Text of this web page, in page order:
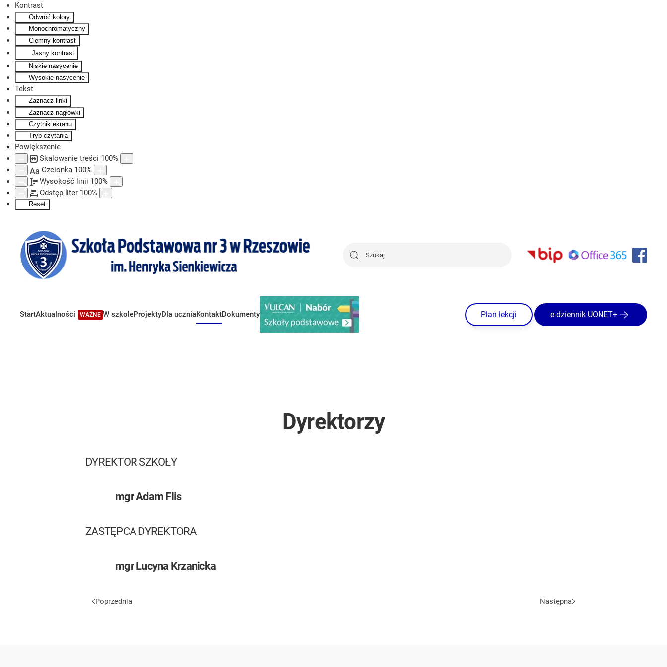
Kontrast
Odwróć kolory
Monochromatyczny
Ciemny kontrast
Jasny kontrast
Niskie nasycenie
Wysokie nasycenie
Tekst
Zaznacz linki
Zaznacz nagłówki
Czytnik ekranu
Tryb czytania
Powiększenie
Skalowanie treści 100%
Aa Czcionka 100%
Wysokość linii 100%
Odstęp liter 100%
Reset
Skip to main content
StartAktualności WAŻNE W szkoleProjektyDla uczniaKontaktDokumenty Plan lekcji e-dziennik UONET+
Dyrektorzy
DYREKTOR SZKOŁY
mgr Adam Flis
ZASTĘPCA DYREKTORA
mgr Lucyna Krzanicka
Poprzednia Następna